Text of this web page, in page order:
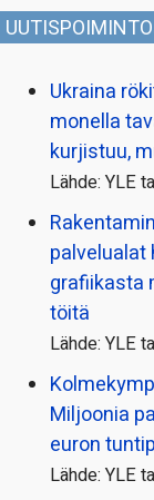
Ukraina
monella
kurjistuu,
Lähde: YLE
palvelualat
grafiikasta
töitä
Lähde: YLE
Miljoonia
euron
Lähde: YLE